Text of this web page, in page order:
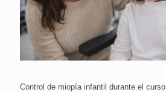
Control de miopía infantil durante el curso